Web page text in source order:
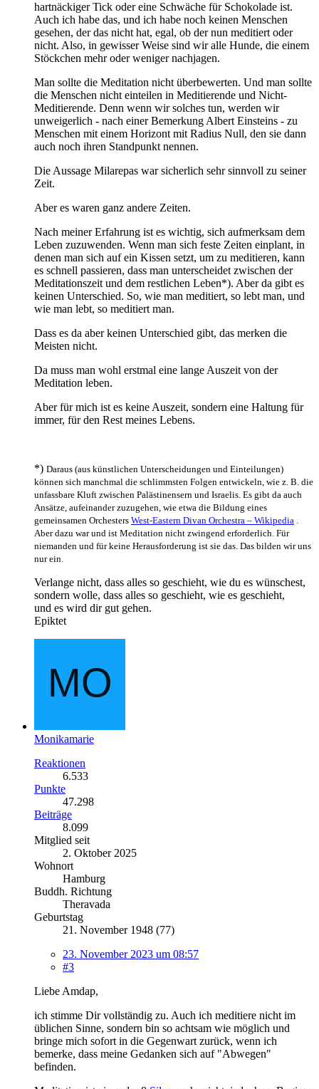
hartnäckiger Tick oder eine Schwäche für Schokolade ist.
Auch ich habe das, und ich habe noch keinen Menschen
gesehen, der das nicht hat, egal, ob der nun meditiert oder
nicht. Also, in gewisser Weise sind wir alle Hunde, die einem
Stöckchen mehr oder weniger nachjagen.
Man sollte die Meditation nicht überbewerten. Und man sollte
die Menschen nicht einteilen in Meditierende und Nicht-
Meditierende. Denn wenn wir solches tun, werden wir
unweigerlich - nach einer Bemerkung Albert Einsteins - zu
Menschen mit einem Horizont mit Radius Null, den sie dann
auch noch ihren Standpunkt nennen.
Die Aussage Milarepas war sicherlich sehr sinnvoll zu seiner
Zeit.
Aber es waren ganz andere Zeiten.
Nach meiner Erfahrung ist es wichtig, sich aufmerksam dem
Leben zuzuwenden. Wenn man sich feste Zeiten einplant, in
denen man sich auf ein Kissen setzt, um zu meditieren, kann
es schnell passieren, dass man unterscheidet zwischen der
Meditationszeit und dem restlichen Leben*). Aber da gibt es
keinen Unterschied. So, wie man meditiert, so lebt man, und
wie man lebt, so meditiert man.
Dass es da aber keinen Unterschied gibt, das merken die
Meisten nicht.
Da muss man wohl erstmal eine lange Auszeit von der
Meditation leben.
Aber für mich ist es keine Auszeit, sondern eine Haltung für
immer, für den Rest meines Lebens.
*) Daraus (aus künstlichen Unterscheidungen und Einteilungen)
können sich manchmal die schlimmsten Folgen entwickeln, wie z. B. die
unfassbare Kluft zwischen Palästinensern und Israelis. Es gibt da auch
Ansätze, aufeinander zuzugehen, wie etwa die Bildung eines
gemeinsamen Orchesters West-Eastern Divan Orchestra – Wikipedia
Aber dazu war und ist Meditation nicht zwingend erforderlich. Für
niemanden und für keine Herausforderung ist sie das. Das bilden wir uns
nur ein.
Verlange nicht, dass alles so geschieht, wie du es wünschest,
sondern wolle, dass alles so geschieht, wie es geschieht,
und es wird dir gut gehen.
Epiktet
Monikamarie
Reaktionen
6.533
Punkte
47.298
Beiträge
8.099
Mitglied seit
2. Oktober 2025
Wohnort
Hamburg
Buddh. Richtung
Theravada
Geburtstag
21. November 1948 (77)
23. November 2023 um 08:57
#3
Liebe Amdap,
ich stimme Dir vollständig zu. Auch ich meditiere nicht im
üblichen Sinne, sondern bin so achtsam wie möglich und
bringe mich sofort in die Gegenwart zurück, wenn ich
bemerke, dass meine Gedanken sich auf "Abwegen"
befinden.